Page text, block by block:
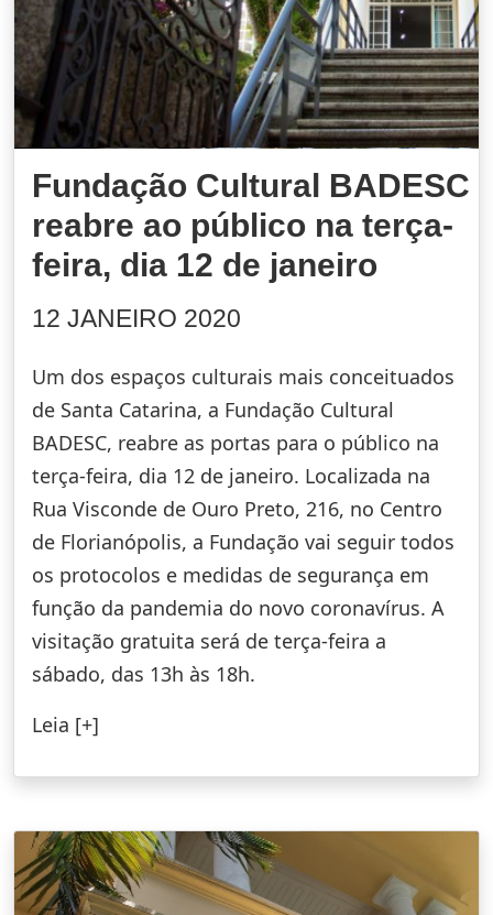
Fundação Cultural BADESC
reabre ao público na terça-
feira, dia 12 de janeiro
12 JANEIRO 2020
Um dos espaços culturais mais conceituados
de Santa Catarina, a Fundação Cultural
BADESC, reabre as portas para o público na
terça-feira, dia 12 de janeiro. Localizada na
Rua Visconde de Ouro Preto, 216, no Centro
de Florianópolis, a Fundação vai seguir todos
os protocolos e medidas de segurança em
função da pandemia do novo coronavírus. A
visitação gratuita será de terça-feira a
sábado, das 13h às 18h.
Leia [+]